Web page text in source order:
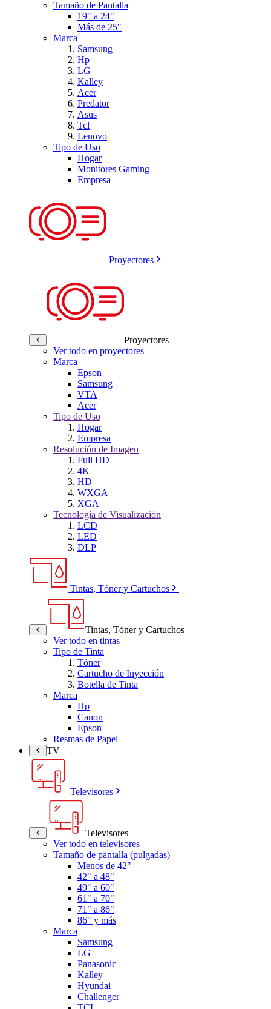
Tamaño de Pantalla
19" a 24"
Más de 25"
Marca
Samsung
Hp
LG
Kalley
Acer
Predator
Asus
Tcl
Lenovo
Tipo de Uso
Hogar
Monitores Gaming
Empresa
Proyectores
Proyectores
Ver todo en proyectores
Marca
Epson
Samsung
VTA
Acer
Tipo de Uso
Hogar
Empresa
Resolución de Imagen
Full HD
4K
HD
WXGA
XGA
Tecnología de Visualización
LCD
LED
DLP
Tintas, Tóner y Cartuchos
Tintas, Tóner y Cartuchos
Ver todo en tintas
Tipo de Tinta
Tóner
Cartucho de Inyección
Botella de Tinta
Marca
Hp
Canon
Epson
Resmas de Papel
TV
Televisores
Televisores
Ver todo en televisores
Tamaño de pantalla (pulgadas)
Menos de 42"
42" a 48"
49" a 60"
61" a 70"
71" a 86"
86" y más
Marca
Samsung
LG
Panasonic
Kalley
Hyundai
Challenger